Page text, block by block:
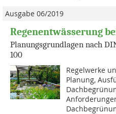
Ausgabe 06/2019
Regenentwässerung
Planungsgrundlagen nach
100
Regelwerke
Planung,